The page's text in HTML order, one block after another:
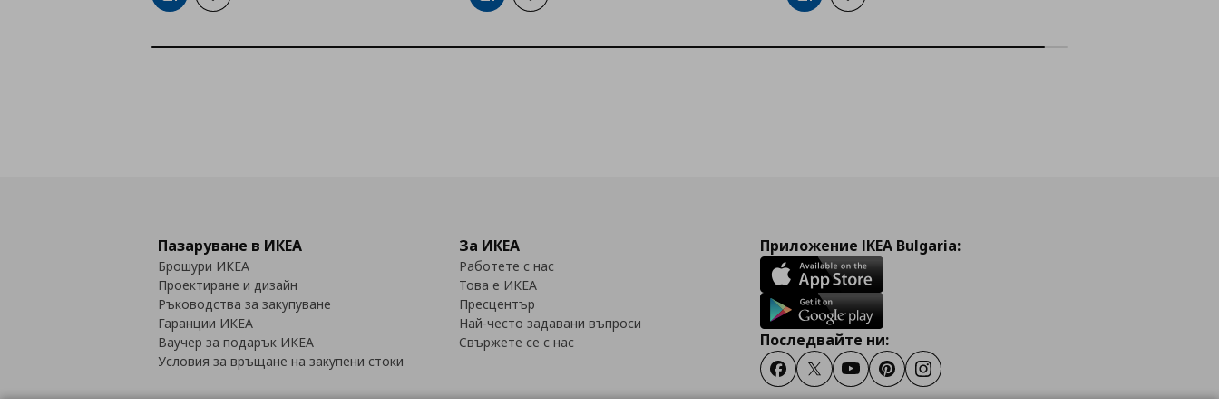
Пазаруване в ИКЕА
Брошури ИКЕА
Проектиране и дизайн
Ръководства за закупуване
Гаранции ИКЕА
Ваучер за подарък ИКЕА
Условия за връщане на закупени стоки
За ИКЕА
Работете с нас
Това е ИКЕА
Пресцентър
Най-често задавани въпроси
Свържете се с нас
Приложение IKEA Bulgaria:
Последвайте ни:
FacebookTwitterYoutubePinterestInstagram